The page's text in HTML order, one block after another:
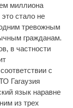
миллиона
стало не
тревожным
гражданам.
в частности
с
Гагаузия
язык наравне
из трех